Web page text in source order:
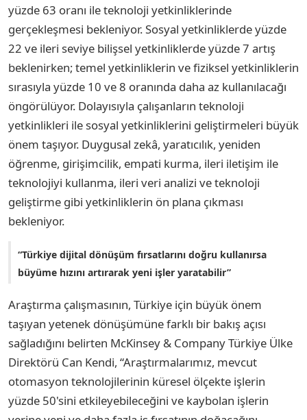
yüzde 63 oranı ile teknoloji yetkinliklerinde
gerçekleşmesi bekleniyor. Sosyal yetkinliklerde yüzde
22 ve ileri seviye bilişsel yetkinliklerde yüzde 7 artış
beklenirken; temel yetkinliklerin ve fiziksel yetkinliklerin
sırasıyla yüzde 10 ve 8 oranında daha az kullanılacağı
öngörülüyor. Dolayısıyla çalışanların teknoloji
yetkinlikleri ile sosyal yetkinliklerini geliştirmeleri büyük
önem taşıyor. Duygusal zekâ, yaratıcılık, yeniden
öğrenme, girişimcilik, empati kurma, ileri iletişim ile
teknolojiyi kullanma, ileri veri analizi ve teknoloji
geliştirme gibi yetkinliklerin ön plana çıkması
bekleniyor.
“Türkiye dijital dönüşüm fırsatlarını doğru kullanırsa
büyüme hızını artırarak yeni işler yaratabilir”
Araştırma çalışmasının, Türkiye için büyük önem
taşıyan yetenek dönüşümüne farklı bir bakış açısı
sağladığını belirten McKinsey & Company Türkiye Ülke
Direktörü Can Kendi, “Araştırmalarımız, mevcut
otomasyon teknolojilerinin küresel ölçekte işlerin
yüzde 50'sini etkileyebileceğini ve kaybolan işlerin